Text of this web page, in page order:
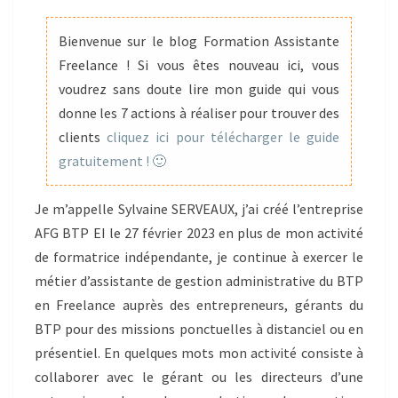
RÊVES
D’ENTREPRENEURIAT
Bienvenue sur le blog Formation Assistante
Freelance ! Si vous êtes nouveau ici, vous
voudrez sans doute lire mon guide qui vous
donne les 7 actions à réaliser pour trouver des
clients cliquez ici pour télécharger le guide
gratuitement ! 🙂
Je m’appelle Sylvaine SERVEAUX, j’ai créé l’entreprise
AFG BTP EI le 27 février 2023 en plus de mon activité
de formatrice indépendante, je continue à exercer le
métier d’assistante de gestion administrative du BTP
en Freelance auprès des entrepreneurs, gérants du
BTP pour des missions ponctuelles à distanciel ou en
présentiel. En quelques mots mon activité consiste à
collaborer avec le gérant ou les directeurs d’une